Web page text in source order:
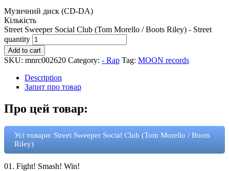
Музичний диск (CD-DA)
Кількість
Street Sweeper Social Club (Tom Morello / Boots Riley) - Street
quantity
Add to cart
SKU: mnrc002620 Category: - Rap Tag: MOON records
Description
Запит про товар
Про цей товар:
Усі товари: Street Sweeper Social Club (Tom Morello / Boots
Riley)
01. Fight! Smash! Win!